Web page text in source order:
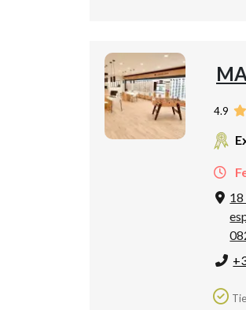
4.9
18